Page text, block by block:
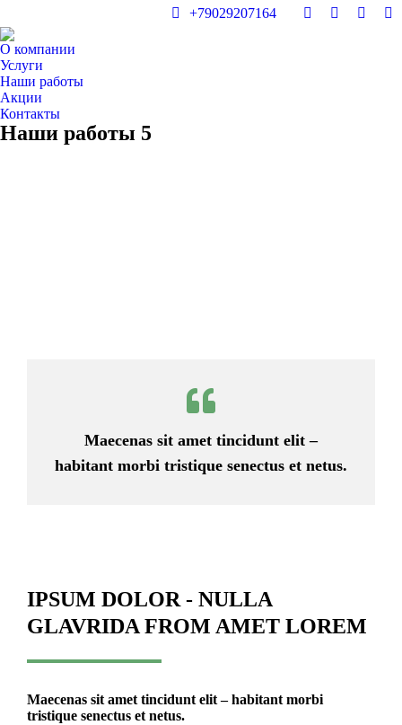
+79029207164
О компании
Услуги
Наши работы
Акции
Контакты
Наши работы 5
Maecenas sit amet tincidunt elit –
habitant morbi tristique senectus et netus.
IPSUM DOLOR - NULLA
GLAVRIDA FROM AMET LOREM
Maecenas sit amet tincidunt elit – habitant morbi
tristique senectus et netus.